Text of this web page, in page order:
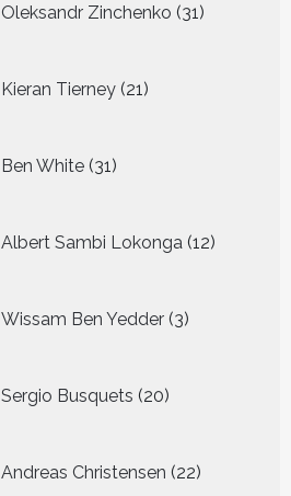
Oleksandr Zinchenko 31
producten
Kieran Tierney 21
producten
Ben White 31
producten
Albert Sambi Lokonga 12
Wissam Ben Yedder 3
producten
Sergio Busquets 20
producten
Andreas Christensen 22
producten